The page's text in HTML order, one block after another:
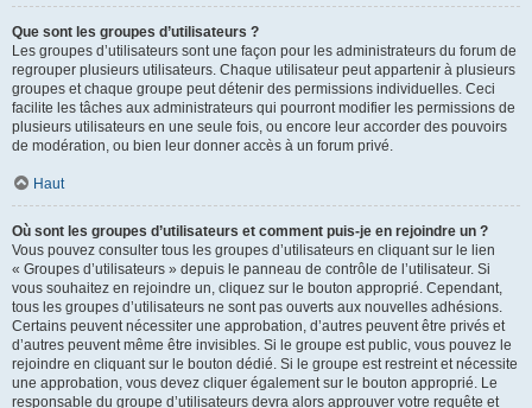
Que sont les groupes d’utilisateurs ?
Les groupes d’utilisateurs sont une façon pour les administrateurs du forum de
regrouper plusieurs utilisateurs. Chaque utilisateur peut appartenir à plusieurs
groupes et chaque groupe peut détenir des permissions individuelles. Ceci
facilite les tâches aux administrateurs qui pourront modifier les permissions de
plusieurs utilisateurs en une seule fois, ou encore leur accorder des pouvoirs
de modération, ou bien leur donner accès à un forum privé.
Haut
Où sont les groupes d’utilisateurs et comment puis-je en rejoindre un ?
Vous pouvez consulter tous les groupes d’utilisateurs en cliquant sur le lien
« Groupes d’utilisateurs » depuis le panneau de contrôle de l’utilisateur. Si
vous souhaitez en rejoindre un, cliquez sur le bouton approprié. Cependant,
tous les groupes d’utilisateurs ne sont pas ouverts aux nouvelles adhésions.
Certains peuvent nécessiter une approbation, d’autres peuvent être privés et
d’autres peuvent même être invisibles. Si le groupe est public, vous pouvez le
rejoindre en cliquant sur le bouton dédié. Si le groupe est restreint et nécessite
une approbation, vous devez cliquer également sur le bouton approprié. Le
responsable du groupe d’utilisateurs devra alors approuver votre requête et